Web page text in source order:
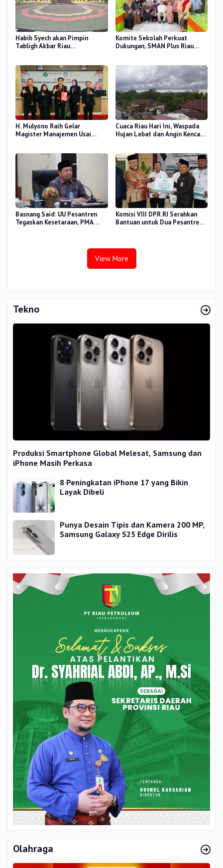
Habib Syech akan Pimpin
Tabligh Akbar Riau
Komite Sekolah Perkuat
Dukungan, SMAN Plus Riau
H. Mulyono Raih Gelar
Magister Manajemen Usai
Cuaca Riau Hari Ini, Waspada
Hujan Lebat dan Angin Kencang
Basnang Said: UU Pesantren
Tegaskan Kesetaraan, PMA
Komisi VIII DPR RI Serahkan
Bantuan untuk Dua Pesantren
View More
Tekno
Produksi Smartphone Global Melesat, Samsung dan
iPhone Masih Perkasa
8 Peningkatan iPhone 17 yang Bikin
Layak Dibeli
Punya Desain Tipis dan Kamera 200 MP,
Samsung Galaxy S25 Edge Dirilis
Olahraga